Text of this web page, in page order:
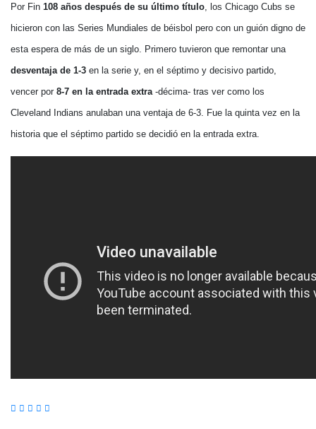
Por Fin 108 años después de su último título , los Chicago Cubs se
hicieron con las Series Mundiales de béisbol pero con un guión digno de
esta espera de más de un siglo. Primero tuvieron que remontar una
desventaja de 1-3 en la serie y, en el séptimo y decisivo partido,
vencer por 8-7 en la entrada extra -décima- tras ver como los
Cleveland Indians anulaban una ventaja de 6-3. Fue la quinta vez en la
historia que el séptimo partido se decidió en la entrada extra.